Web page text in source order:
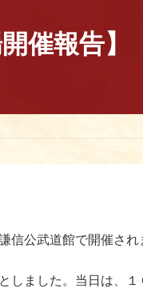
催報告】
公武道館で開催され
しました。当日は、１